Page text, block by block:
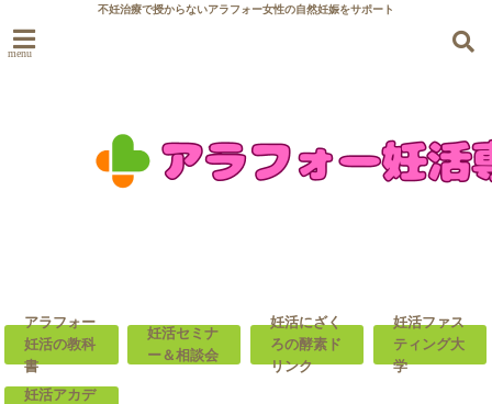
不妊治療で授からないアラフォー女性の自然妊娠をサポート
menu
アラフォー
妊活の教科
書
妊活セミナ
ー＆相談会
妊活にざく
ろの酵素ド
リンク
妊活ファス
ティング大
学
妊活アカデ